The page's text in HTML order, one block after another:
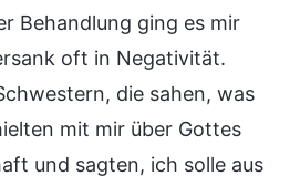
Behandlung ging es mir
oft in Negativität.
die sahen, was
mit mir über Gottes
und sagten, ich solle aus